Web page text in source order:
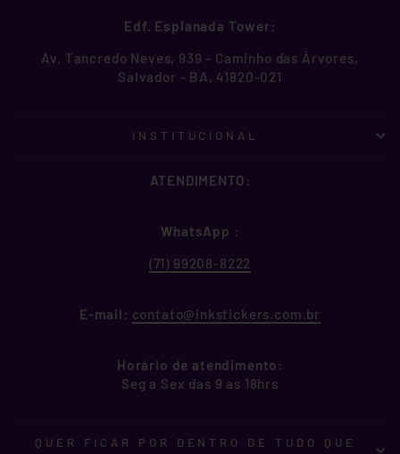
Edf. Esplanada Tower:
Av. Tancredo Neves, 939 - Caminho das Árvores,
Salvador - BA, 41820-021
INSTITUCIONAL
ATENDIMENTO:
WhatsApp :
(71) 99208-8222
E-mail: contato@inkstickers.com.br
Horário de atendimento:
Seg a Sex das 9 as 18hrs
QUER FICAR POR DENTRO DE TUDO QUE